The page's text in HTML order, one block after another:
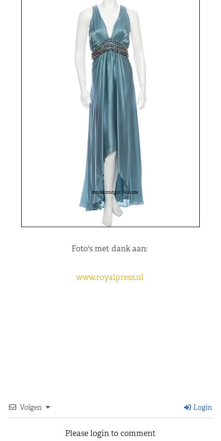
Foto's met dank aan:
www.royalpress.nl
Volgen Login
Please login to comment